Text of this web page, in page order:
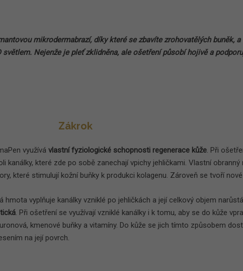
mikrodermabrazí, díky které se zbavíte zrohovatělých buněk,
Nejenže je pleť zklidněna, ale ošetření působí hojivě a
Zákrok
využívá vlastní fyziologické schopnosti regenerace kůže. Při
kanálky, které zde po sobě zanechají vpichy jehličkami. Vlastní
které stimulují kožní buňky k produkci kolagenu. Zároveň se tvoří nové
hmota vyplňuje kanálky vzniklé po jehličkách a její celkový objem
. Při ošetření se využívají vzniklé kanálky i k tomu, aby se do kůže
kmenové buňky a vitamíny. Do kůže se jich tímto způsobem
na její povrch.